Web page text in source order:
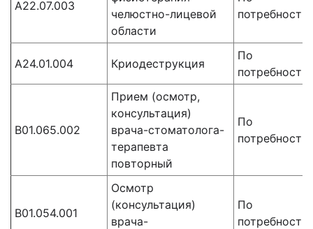
A22.07.003
челюстно-лицевой
области
потребности
A24.01.004 Криодеструкция
По
потребности
B01.065.002
Прием (осмотр,
консультация)
врача-стоматолога-
терапевта
повторный
По
потребности
B01.054.001
Осмотр
(консультация)
врача-
По
потребности